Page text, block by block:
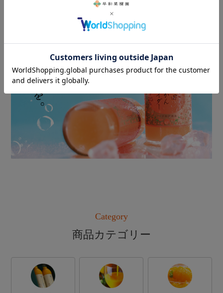
Category
商品カテゴリー